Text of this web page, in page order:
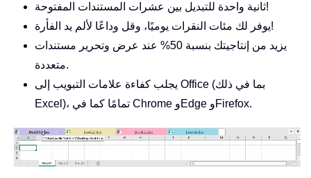
ثانية واحدة للتبديل بين عشرات المستندات المفتوحة!
يوفر لك مئات النقرات يوميًا، وقل وداعًا لألم يد الفأرة!
يزيد من إنتاجيتك بنسبة 50% عند عرض وتحرير مستندات
متعددة.
يجلب كفاءة علامات التبويب إلى Office (بما في ذلك
Excel)، تمامًا كما في Chrome وEdge وFirefox.